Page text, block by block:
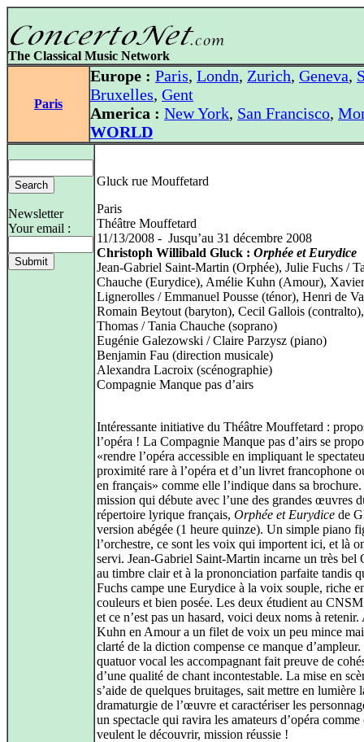
The Classical Music Network
Paris
Europe : Paris, Londn, Zurich, Geneva,
Bruxelles, Gent
America : New York, San Francisco,
WORLD
Newsletter
Your email :
Gluck rue Mouffetard
Paris
Théâtre Mouffetard
11/13/2008 - Jusqu’au 31 décembre 2008
Christoph Willibald Gluck : Orphée et Eurydice
Jean-Gabriel Saint-Martin (Orphée), Julie Fuchs /
Chauche (Eurydice), Amélie Kuhn (Amour),
Lignerolles / Emmanuel Pousse (ténor), Henri de
Romain Beytout (baryton), Cecil Gallois
Thomas / Tania Chauche (soprano)
Eugénie Galezowski / Claire Parzysz (piano)
Benjamin Fau (direction musicale)
Alexandra Lacroix (scénographie)
Compagnie Manque pas d’airs
Intéressante initiative du Théâtre Mouffetard :
l’opéra ! La Compagnie Manque pas d’airs se
«rendre l’opéra accessible en impliquant le
proximité rare à l’opéra et d’un livret francophone
en français» comme elle l’indique dans sa
mission qui débute avec l’une des grandes œuvres
répertoire lyrique français, Orphée et Eurydice de
version abégée (1 heure quinze). Un simple piano
l’orchestre, ce sont les voix qui importent ici, et là
servi. Jean-Gabriel Saint-Martin incarne un très bel
au timbre clair et à la prononciation parfaite tandis
Fuchs campe une Eurydice à la voix souple, riche
couleurs et bien posée. Les deux étudient au
et ce n’est pas un hasard, voici deux noms à
Kuhn en Amour a un filet de voix un peu mince
clarté de la diction compense ce manque
quatuor vocal les accompagnant fait preuve de
d’une qualité de chant incontestable. La mise en
s’aide de quelques bruitages, sait mettre en lumière
dramaturgie de l’œuvre et caractériser les
un spectacle qui ravira les amateurs d’opéra
veulent le découvrir, mission réussie !